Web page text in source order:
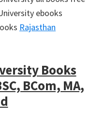
ebooks
Rajasthan
Books
BCom, MA,